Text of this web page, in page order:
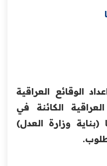
الوقائع العراقية
الكائنة في
وزارة العدل)